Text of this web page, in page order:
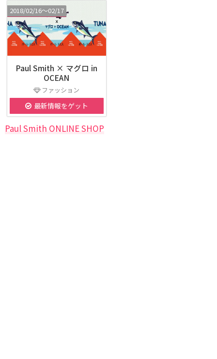
2018/02/16〜02/17
Paul Smith × マグロ in
OCEAN
ファッション
最新情報をゲット
Paul Smith ONLINE SHOP